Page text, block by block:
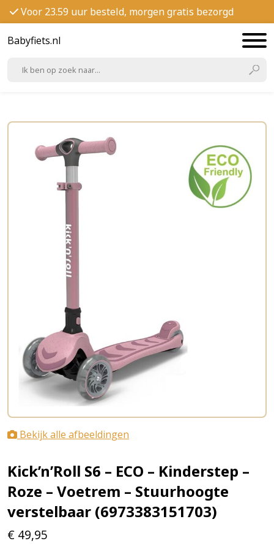
Voor 23.59 uur besteld, morgen gratis bezorgd
Babyfiets.nl
Bekijk alle afbeeldingen
Kick’n’Roll S6 – ECO – Kinderstep –
Roze – Voetrem – Stuurhoogte
verstelbaar (6973383151703)
€ 49,95